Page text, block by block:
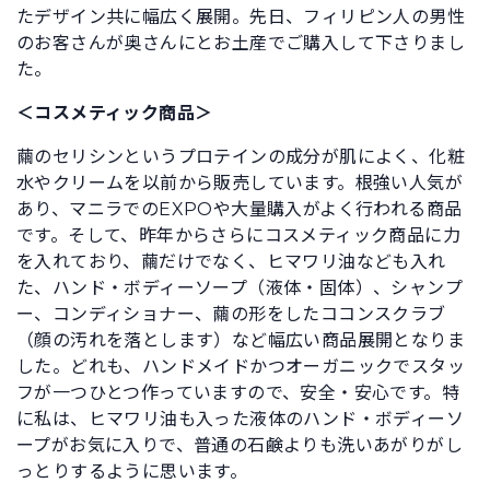
たデザイン共に幅広く展開。先日、フィリピン人の男性
のお客さんが奥さんにとお土産でご購入して下さりまし
た。
＜コスメティック商品＞
繭のセリシンというプロテインの成分が肌によく、化粧
水やクリームを以前から販売しています。根強い人気が
あり、マニラでのEXPOや大量購入がよく行われる商品
です。そして、昨年からさらにコスメティック商品に力
を入れており、繭だけでなく、ヒマワリ油なども入れ
た、ハンド・ボディーソープ（液体・固体）、シャンプ
ー、コンディショナー、繭の形をしたココンスクラブ
（顔の汚れを落とします）など幅広い商品展開となりま
した。どれも、ハンドメイドかつオーガニックでスタッ
フが一つひとつ作っていますので、安全・安心です。特
に私は、ヒマワリ油も入った液体のハンド・ボディーソ
ープがお気に入りで、普通の石鹸よりも洗いあがりがし
っとりするように思います。